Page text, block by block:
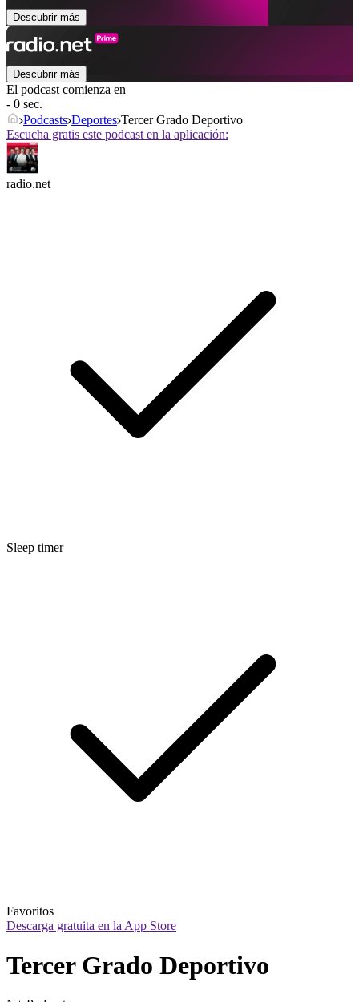
Descubrir más
Descubrir más
El podcast comienza en
- 0 sec.
Podcasts Deportes Tercer Grado Deportivo
Escucha gratis este podcast en la aplicación:
radio.net
Sleep timer
Favoritos
Descarga gratuita en la App Store
Tercer Grado Deportivo